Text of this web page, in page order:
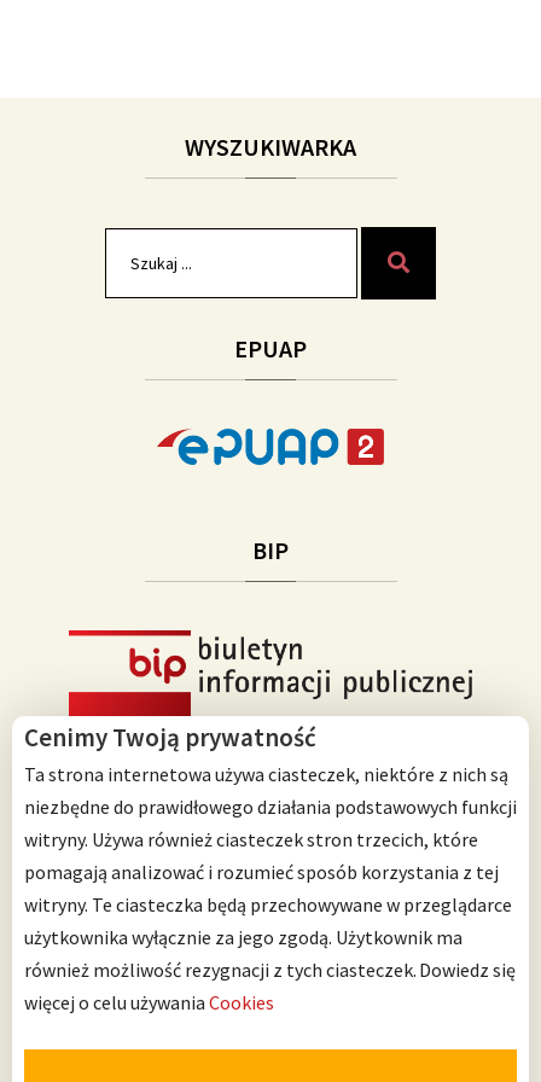
WYSZUKIWARKA
EPUAP
BIP
Przedszkole Integracyjne nr 125 im. Janusza Korczaka
ul. Ścinawska 10
53-642 Wrocław
Telefon: 71 798 67 64
Cenimy Twoją prywatność
Ta strona internetowa używa ciasteczek, niektóre z nich są
niezbędne do prawidłowego działania podstawowych funkcji
witryny. Używa również ciasteczek stron trzecich, które
pomagają analizować i rozumieć sposób korzystania z tej
witryny. Te ciasteczka będą przechowywane w przeglądarce
użytkownika wyłącznie za jego zgodą. Użytkownik ma
również możliwość rezygnacji z tych ciasteczek. Dowiedz się
więcej o celu używania Cookies